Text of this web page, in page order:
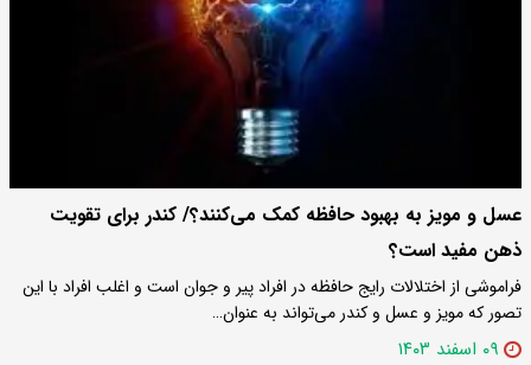
عسل و مویز به بهبود حافظه کمک می‌کنند؟/ کندر برای تقویت
ذهن مفید است؟
فراموشی از اختلالات رایج حافظه در افراد پیر و جوان است و اغلب افراد با این
تصور که مویز و عسل و کندر می‌تواند به عنوان…
۰۹ اسفند ۱۴۰۳